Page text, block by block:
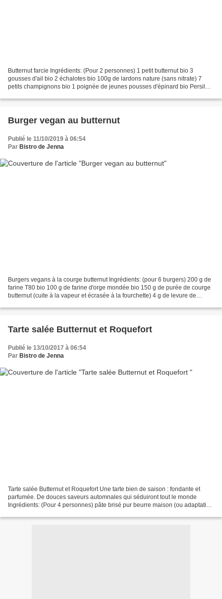
Butternut farcie Ingrédients: (Pour 2 personnes) 1 petit butternut bio 3
gousses d'ail bio 2 échalotes bio 100g de lardons nature (sans nitrate) 7
petits champignons bio 1 poignée de jeunes pousses d'épinard bio Persil
Burger vegan au butternut
Publié le 11/10/2019 à 06:54
Par Bistro de Jenna
Burgers vegans à la courge butternut Ingrédients: (pour 6 burgers) 200 g de
farine T80 bio 100 g de farine d'orge mondée bio 150 g de purée de courge
butternut (cuite à la vapeur et écrasée à la fourchette) 4 g de levure de
Tarte salée Butternut et Roquefort
Publié le 13/10/2017 à 06:54
Par Bistro de Jenna
Tarte salée Butternut et Roquefort Une tarte bien de saison : fondante et
parfumée. De douces saveurs automnales qui séduiront tout le monde
Ingrédients: (Pour 4 personnes) pâte brisé pur beurre maison (ou adaptation